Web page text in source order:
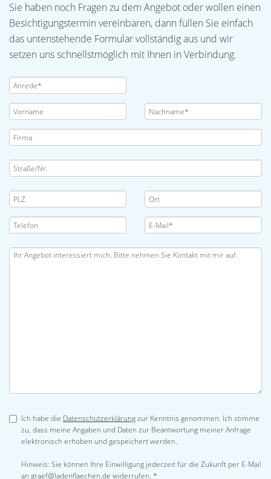
Sie haben noch Fragen zu dem Angebot oder wollen einen
Besichtigungstermin vereinbaren, dann füllen Sie einfach
das untenstehende Formular vollständig aus und wir
setzen uns schnellstmöglich mit Ihnen in Verbindung.
Ich habe die Datenschutzerklärungzur Kenntnis genommen. Ich stimme
zu, dass meine Angaben und Daten zur Beantwortung meiner Anfrage
elektronisch erhoben und gespeichert werden.
Hinweis: Sie können Ihre Einwilligung jederzeit für die Zukunft per E-Mail
an graef@ladenflaechen.de widerrufen. *